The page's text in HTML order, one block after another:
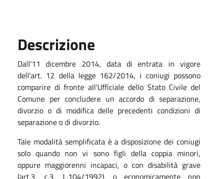
Descrizione
Dall'11 dicembre 2014, data di entrata in vigore
dell'art. 12 della legge 162/2014, i coniugi possono
comparire di fronte all’Ufficiale dello Stato Civile del
Comune per concludere un accordo di separazione,
divorzio o di modifica delle precedenti condizioni di
separazione o di divorzio.
Tale modalità semplificata è a disposizione dei coniugi
solo quando non vi sono figli della coppia minori,
oppure maggiorenni incapaci, o con disabilità grave
(art.3, c.3, L.104/1992), o economicamente non